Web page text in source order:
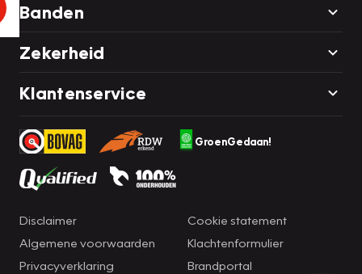
Banden
Zekerheid
Klantenservice
GroenGedaan!
Disclaimer
Algemene voorwaarden
Privacyverklaring
Cookie statement
Klachtenformulier
Brandportal